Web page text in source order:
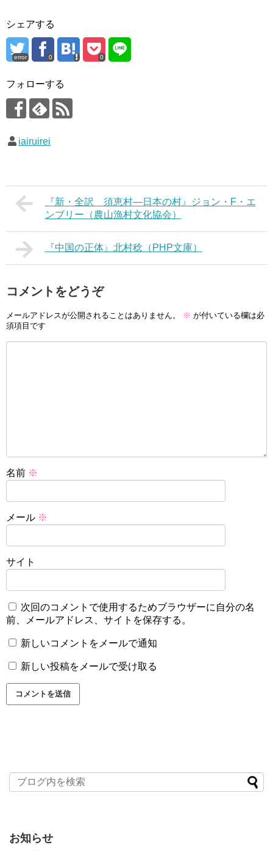
シェアする
error 0 0
フォローする
iairuirei
『新・全訳 須恵村―日本の村』ジョン・F・エ
ンブリー（農山漁村文化協会）
『中国の正体』北村稔（PHP文庫）
コメントをどうぞ
メールアドレスが公開されることはありません。 ※ が付いている欄は必
須項目です
名前 ※
メール ※
サイト
次回のコメントで使用するためブラウザーに自分の名
前、メールアドレス、サイトを保存する。
新しいコメントをメールで通知
新しい投稿をメールで受け取る
お知らせ